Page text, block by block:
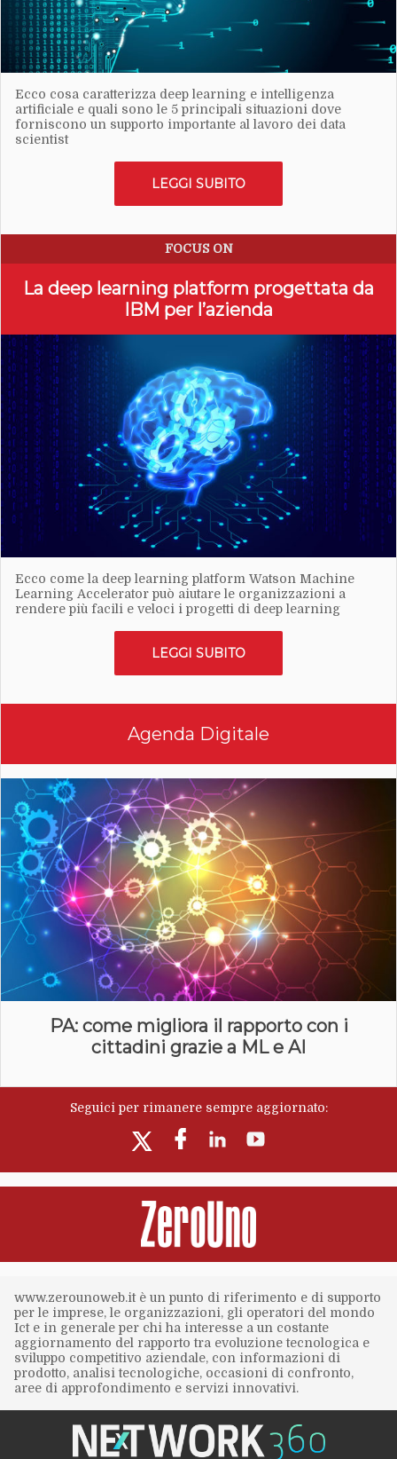
Ecco cosa caratterizza deep learning e intelligenza
artificiale e quali sono le 5 principali situazioni dove
forniscono un supporto importante al lavoro dei data
scientist
LEGGI SUBITO
FOCUS ON
La deep learning platform progettata da
IBM per l’azienda
Ecco come la deep learning platform Watson Machine
Learning Accelerator può aiutare le organizzazioni a
rendere più facili e veloci i progetti di deep learning
LEGGI SUBITO
Agenda Digitale
PA: come migliora il rapporto con i
cittadini grazie a ML e AI
Seguici per rimanere sempre aggiornato:
www.zerounoweb.it è un punto di riferimento e di supporto
per le imprese, le organizzazioni, gli operatori del mondo
Ict e in generale per chi ha interesse a un costante
aggiornamento del rapporto tra evoluzione tecnologica e
sviluppo competitivo aziendale, con informazioni di
prodotto, analisi tecnologiche, occasioni di confronto,
aree di approfondimento e servizi innovativi.